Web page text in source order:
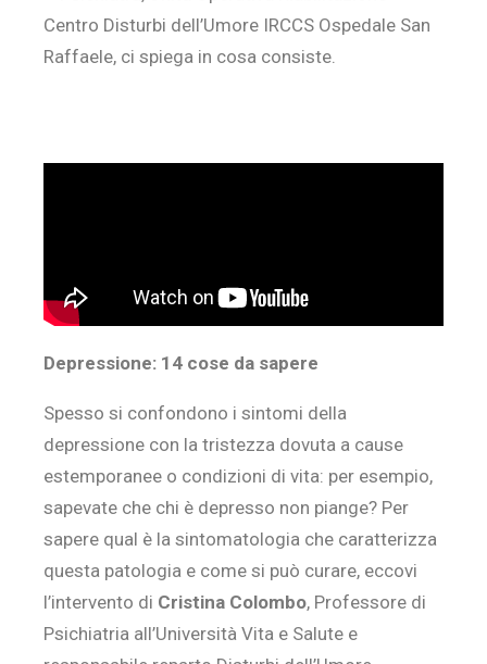
Centro Disturbi dell’Umore IRCCS Ospedale San
Raffaele, ci spiega in cosa consiste.
Depressione: 14 cose da sapere
Spesso si confondono i sintomi della
depressione con la tristezza dovuta a cause
estemporanee o condizioni di vita: per esempio,
sapevate che chi è depresso non piange? Per
sapere qual è la sintomatologia che caratterizza
questa patologia e come si può curare, eccovi
l’intervento di Cristina Colombo, Professore di
Psichiatria all’Università Vita e Salute e